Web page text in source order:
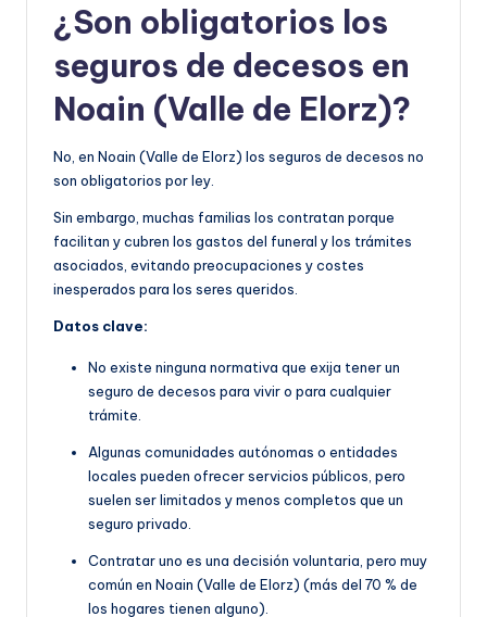
¿Son obligatorios los
seguros de decesos en
Noain (Valle de Elorz)?
No, en Noain (Valle de Elorz) los seguros de decesos no
son obligatorios por ley.
Sin embargo, muchas familias los contratan porque
facilitan y cubren los gastos del funeral y los trámites
asociados, evitando preocupaciones y costes
inesperados para los seres queridos.
Datos clave:
No existe ninguna normativa que exija tener un
seguro de decesos para vivir o para cualquier
trámite.
Algunas comunidades autónomas o entidades
locales pueden ofrecer servicios públicos, pero
suelen ser limitados y menos completos que un
seguro privado.
Contratar uno es una decisión voluntaria, pero muy
común en Noain (Valle de Elorz) (más del 70 % de
los hogares tienen alguno).